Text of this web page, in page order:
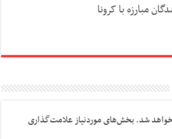
مبارزه با کرونا
شد.بخش‌های موردنیاز علامت‌گذاری